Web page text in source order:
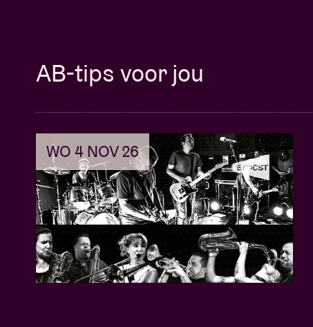
AB-tips voor jou
WO 4 NOV 26